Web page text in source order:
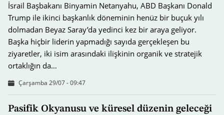
İsrail Başbakanı Binyamin Netanyahu, ABD Başkanı Donald
Trump ile ikinci başkanlık döneminin henüz bir buçuk yılı
dolmadan Beyaz Saray’da yedinci kez bir araya geliyor.
Başka hiçbir liderin yapmadığı sayıda gerçekleşen bu
ziyaretler, iki isim arasındaki ilişkinin organik ve stratejik
ortaklığın da…
Çarşamba 29/07 - 09:47
Pasifik Okyanusu ve küresel düzenin geleceği